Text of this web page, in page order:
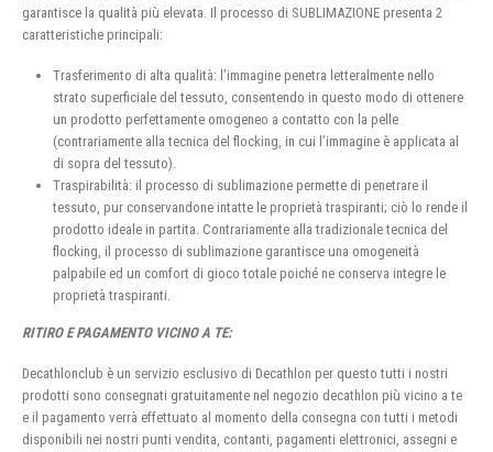
garantisce la qualità più elevata. Il processo di SUBLIMAZIONE presenta 2
caratteristiche principali:
Trasferimento di alta qualità: l’immagine penetra letteralmente nello
strato superficiale del tessuto, consentendo in questo modo di ottenere
un prodotto perfettamente omogeneo a contatto con la pelle
(contrariamente alla tecnica del flocking, in cui l’immagine è applicata al
di sopra del tessuto).
Traspirabilità: il processo di sublimazione permette di penetrare il
tessuto, pur conservandone intatte le proprietà traspiranti; ciò lo rende il
prodotto ideale in partita. Contrariamente alla tradizionale tecnica del
flocking, il processo di sublimazione garantisce una omogeneità
palpabile ed un comfort di gioco totale poiché ne conserva integre le
proprietà traspiranti.
RITIRO E PAGAMENTO VICINO A TE:
Decathlonclub è un servizio esclusivo di Decathlon per questo tutti i nostri
prodotti sono consegnati gratuitamente nel negozio decathlon più vicino a te
e il pagamento verrà effettuato al momento della consegna con tutti i metodi
disponibili nei nostri punti vendita, contanti, pagamenti elettronici, assegni e